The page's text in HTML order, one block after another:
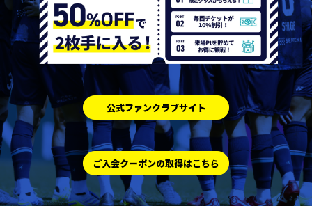
公式ファンクラブサイト
ご入会クーポンの取得はこちら